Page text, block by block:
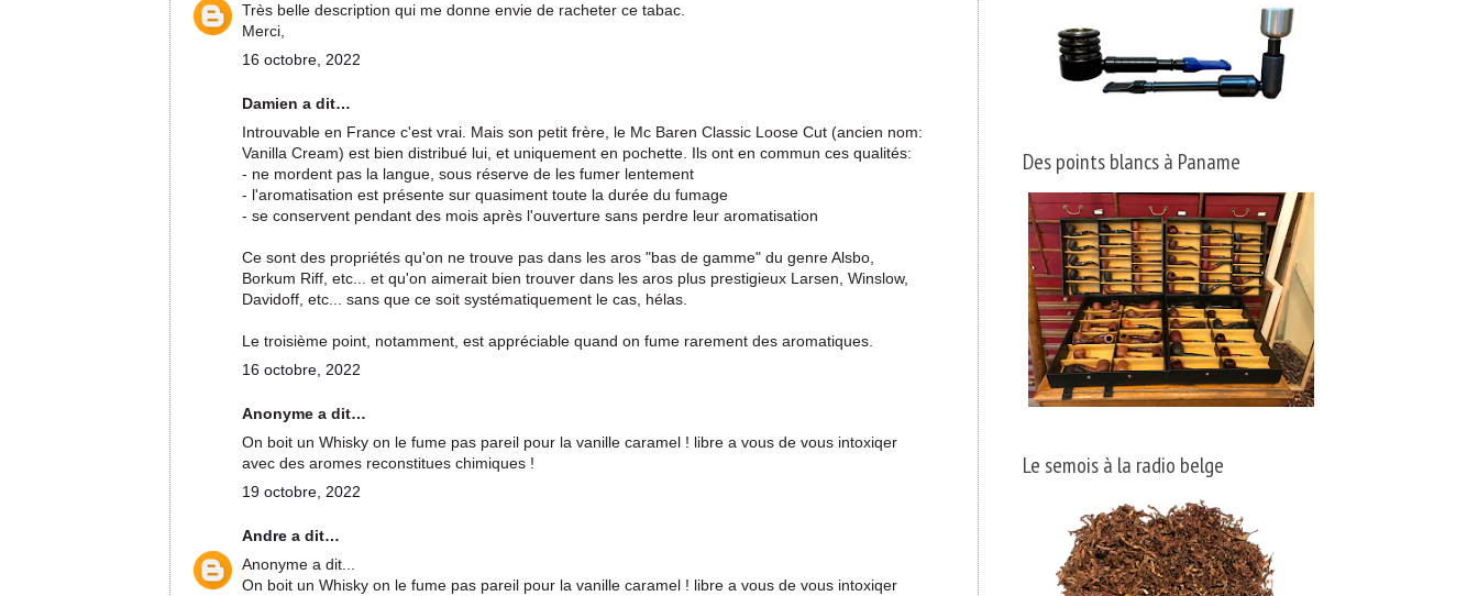
Très belle description qui me donne envie de racheter ce tabac.
Merci,
16 octobre, 2022
Damien a dit…
Introuvable en France c'est vrai. Mais son petit frère, le Mc Baren Classic Loose Cut (ancien nom:
Vanilla Cream) est bien distribué lui, et uniquement en pochette. Ils ont en commun ces qualités:
- ne mordent pas la langue, sous réserve de les fumer lentement
- l'aromatisation est présente sur quasiment toute la durée du fumage
- se conservent pendant des mois après l'ouverture sans perdre leur aromatisation
Ce sont des propriétés qu'on ne trouve pas dans les aros "bas de gamme" du genre Alsbo,
Borkum Riff, etc... et qu'on aimerait bien trouver dans les aros plus prestigieux Larsen, Winslow,
Davidoff, etc... sans que ce soit systématiquement le cas, hélas.
Le troisième point, notamment, est appréciable quand on fume rarement des aromatiques.
16 octobre, 2022
Anonyme a dit…
On boit un Whisky on le fume pas pareil pour la vanille caramel ! libre a vous de vous intoxiqer
avec des aromes reconstitues chimiques !
19 octobre, 2022
Andrea dit…
Anonyme a dit...
On boit un Whisky on le fume pas pareil pour la vanille caramel ! libre a vous de vous intoxiqer
Des points blancs à Paname
Le semois à la radio belge